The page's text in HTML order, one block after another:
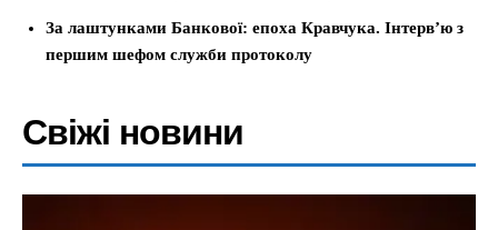
За лаштунками Банкової: епоха Кравчука. Інтерв’ю з
першим шефом служби протоколу
Свіжі новини